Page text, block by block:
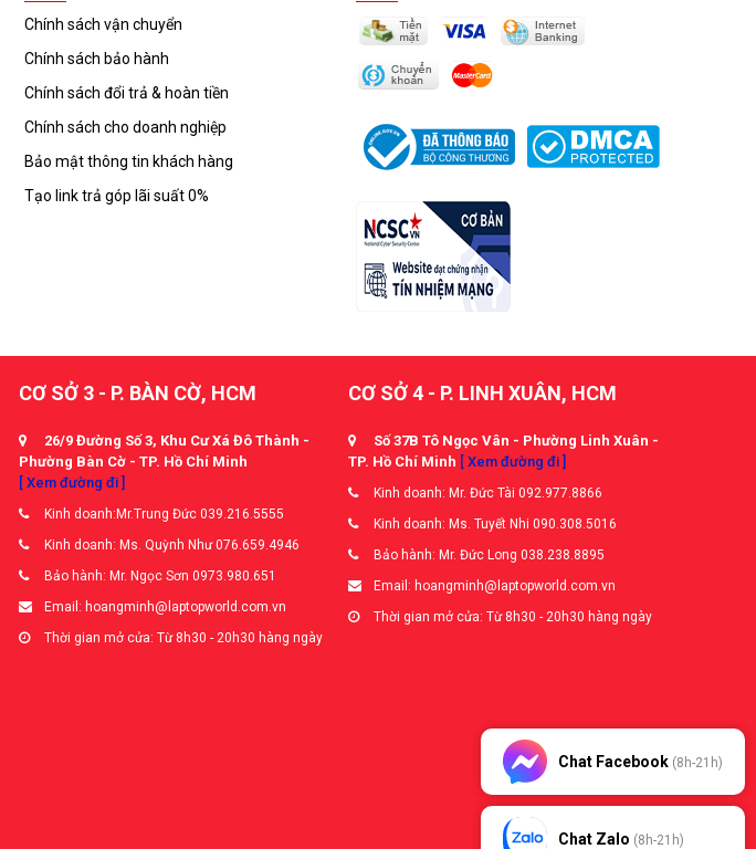
Chính sách vận chuyển
Chính sách bảo hành
Chính sách đổi trả & hoàn tiền
Chính sách cho doanh nghiệp
Bảo mật thông tin khách hàng
Tạo link trả góp lãi suất 0%
CƠ SỞ 3 - P. BÀN CỜ, HCM
26/9 Đường Số 3, Khu Cư Xá Đô Thành -
Phường Bàn Cờ - TP. Hồ Chí Minh
[ Xem đường đi ]
Kinh doanh:Mr.Trung Đức 039.216.5555
Kinh doanh: Ms. Quỳnh Như 076.659.4946
Bảo hành: Mr. Ngọc Sơn 0973.980.651
Email: hoangminh@laptopworld.com.vn
Thời gian mở cửa: Từ 8h30 - 20h30 hàng ngày
CƠ SỞ 4 - P. LINH XUÂN, HCM
Số 37B Tô Ngọc Vân - Phường Linh Xuân -
TP. Hồ Chí Minh [ Xem đường đi ]
Kinh doanh: Mr. Đức Tài 092.977.8866
Kinh doanh: Ms. Tuyết Nhi 090.308.5016
Bảo hành: Mr. Đức Long 038.238.8895
Email: hoangminh@laptopworld.com.vn
Thời gian mở cửa: Từ 8h30 - 20h30 hàng ngày
Chat Facebook (8h-21h)
Chat Zalo (8h-21h)